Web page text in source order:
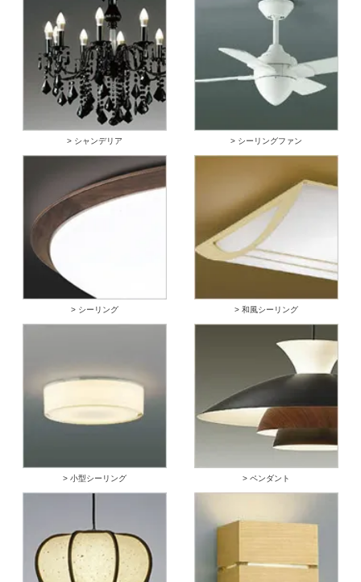
> シャンデリア > シーリングファン
> シーリング > 和風シーリング
> 小型シーリング > ペンダント